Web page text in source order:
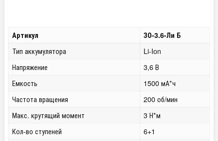
Артикул ЗО-3.6-Ли Б
Тип аккумулятора
Li-Ion
Напряжение
3,6 В
Емкость
1500 мА*ч
Частота вращения
200 об/мин
Макс. крутящий момент
3 Н*м
Кол-во ступеней
6+1